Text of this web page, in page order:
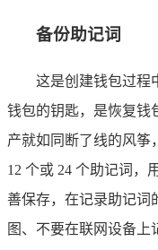
备份助记词
这是创建钱包过程
钱包的钥匙，是恢复钱
产就如同断了线的风筝
12 个或 24 个助记词，
善保存，在记录助记词
图、不要在联网设备上